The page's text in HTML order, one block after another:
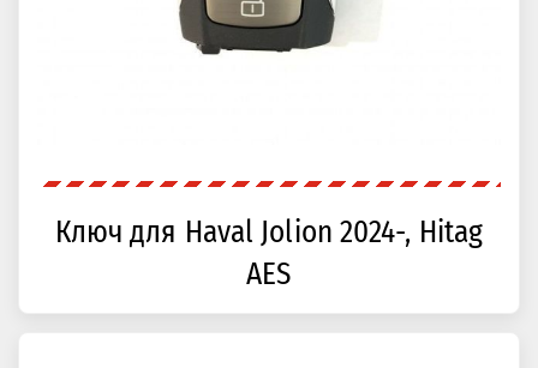
Ключ для Haval Jolion 2024-, Hitag
AES